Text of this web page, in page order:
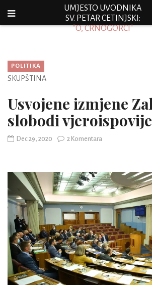
UMJESTO UVODNIKA
SV. PETAR CETINJSKI:
"O, CRNOGORCI"
POLITIKA
SKUPŠTINA
Usvojene izmjene
slobodi
Dec 29, 2020 2 Komentara